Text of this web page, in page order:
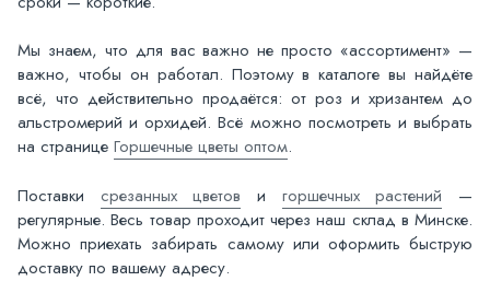
Мы знаем, что для вас важно не просто «ассортимент» —
важно, чтобы он работал. Поэтому в каталоге вы найдёте
всё, что действительно продаётся: от роз и хризантем до
альстромерий и орхидей. Всё можно посмотреть и выбрать
на странице Горшечные цветы оптом.
Поставки срезанных цветов и горшечных растений —
регулярные. Весь товар проходит через наш склад в Минске.
Можно приехать забирать самому или оформить быструю
доставку по вашему адресу.